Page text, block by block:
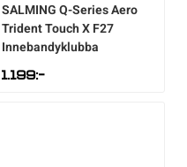
SALMINGQ-Series Aero
Trident Touch X F27
Innebandyklubba
1.199:-